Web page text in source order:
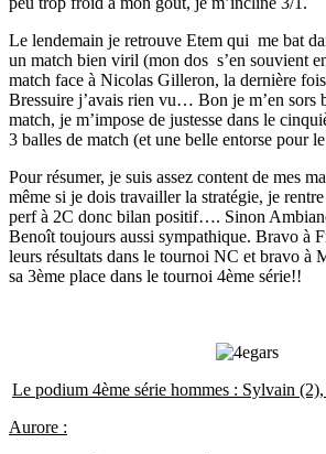
Le lendemain je retrouve Etem qui me bat
un match bien viril (mon dos s’en souvient
match face à Nicolas Gilleron, la dernière fois
Bressuire j’avais rien vu… Bon je m’en sors
match, je m’impose de justesse dans le
3 balles de match (et une belle entorse pour
Pour résumer, je suis assez content de mes
même si je dois travailler la stratégie, je
perf à 2C donc bilan positif…. Sinon
Benoît toujours aussi sympathique. Bravo à
leurs résultats dans le tournoi NC et bravo à
sa 3ème place dans le tournoi 4ème série!!
Le podium 4ème série hommes : Sylvain
Aurore :